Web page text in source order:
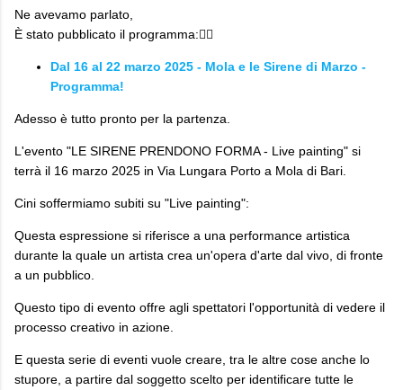
Ne avevamo parlato,
È stato pubblicato il programma:👇🏼
Dal 16 al 22 marzo 2025 - Mola e le Sirene di Marzo -
Programma!
Adesso è tutto pronto per la partenza.
L'evento "LE SIRENE PRENDONO FORMA - Live painting" si
terrà il 16 marzo 2025 in Via Lungara Porto a Mola di Bari.
Cini soffermiamo subiti su "Live painting":
Questa espressione si riferisce a una performance artistica
durante la quale un artista crea un'opera d'arte dal vivo, di fronte
a un pubblico.
Questo tipo di evento offre agli spettatori l'opportunità di vedere il
processo creativo in azione.
E questa serie di eventi vuole creare, tra le altre cose anche lo
stupore, a partire dal soggetto scelto per identificare tutte le